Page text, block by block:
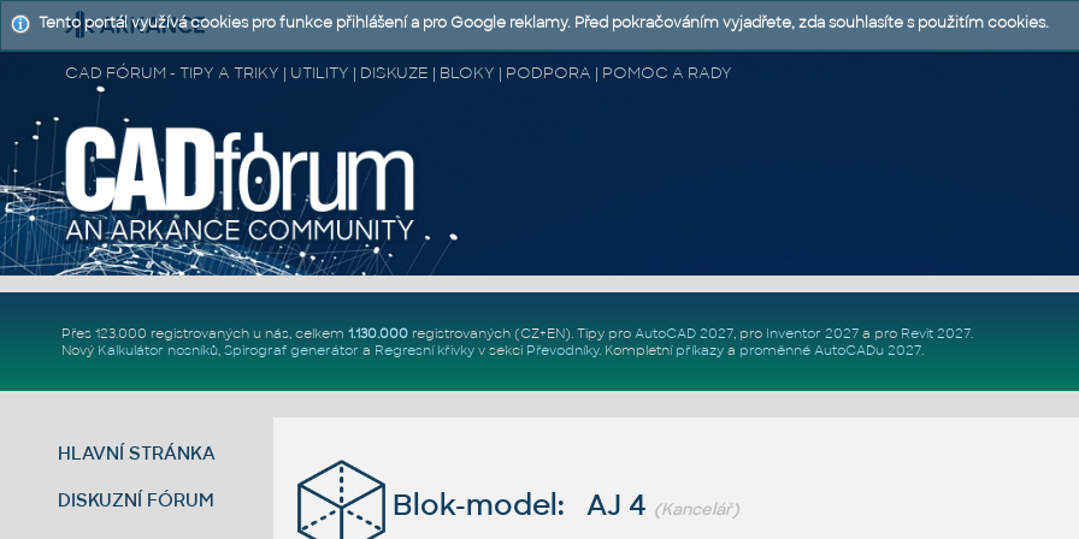
CAD FÓRUM - TIPY A TRIKY | UTILITY | DISKUZE | BLOKY | PODPORA | POMOC A RADY
Přes 123.000 registrovaných u nás, celkem 1.130.000registrovaných (CZ+EN). Tipy pro AutoCAD 2027, pro Inventor 2027a pro Revit 2027.
Nový Kalkulátor nosníků, Spirograf generátor a Regresní křivkyv sekci Převodníky. Kompletní příkazya proměnné AutoCADu 2027.
HLAVNÍ STRÁNKA
DISKUZNÍ FÓRUM Blok-model: AJ 4 (Kancelář)
Tento portál využívá cookies pro funkce přihlášení a pro Google reklamy. Před pokračováním vyjadřete, zda souhlasíte s použitím cookies.